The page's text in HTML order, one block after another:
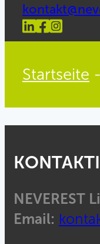
Startseite -
NEVEREST
Email: